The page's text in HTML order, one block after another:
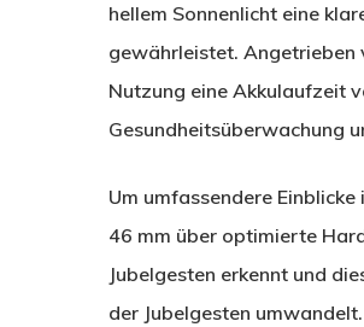
hellem Sonnenlicht eine
gewährleistet. Angetrieben
Nutzung eine Akkulaufzeit
Gesundheitsüberwachung
Um umfassendere
46 mm über optimierte
Jubelgesten erkennt und
der Jubelgesten